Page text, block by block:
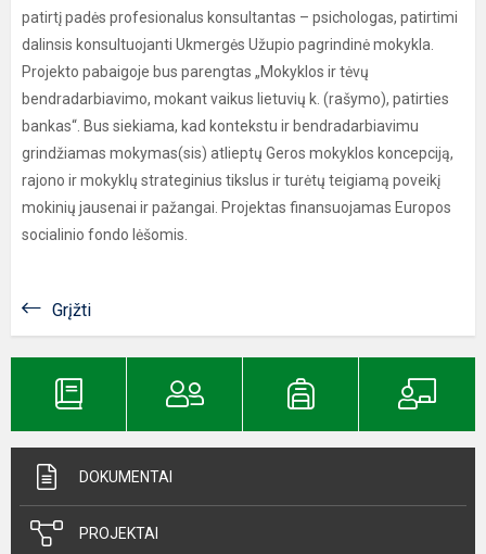
patirtį padės profesionalus konsultantas – psichologas, patirtimi
dalinsis konsultuojanti Ukmergės Užupio pagrindinė mokykla.
Projekto pabaigoje bus parengtas „Mokyklos ir tėvų
bendradarbiavimo, mokant vaikus lietuvių k. (rašymo), patirties
bankas“. Bus siekiama, kad kontekstu ir bendradarbiavimu
grindžiamas mokymas(sis) atlieptų Geros mokyklos koncepciją,
rajono ir mokyklų strateginius tikslus ir turėtų teigiamą poveikį
mokinių jausenai ir pažangai. Projektas finansuojamas Europos
socialinio fondo lėšomis.
Grįžti
DOKUMENTAI
PROJEKTAI